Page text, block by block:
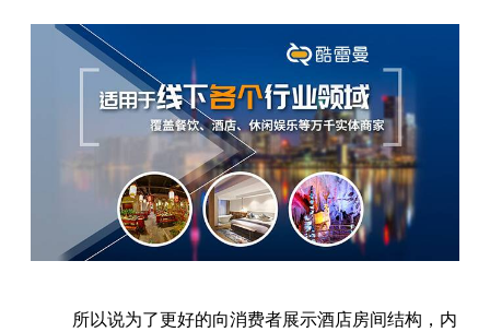
所以说为了更好的向消费者展示酒店房间结构，内